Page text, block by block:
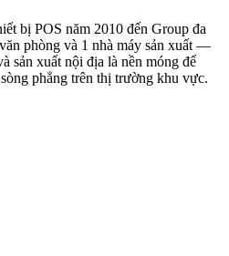
bị POS năm 2010 đến Group đa
phòng và 1 nhà máy sản xuất —
sản xuất nội địa là nền móng để
phẳng trên thị trường khu vực.